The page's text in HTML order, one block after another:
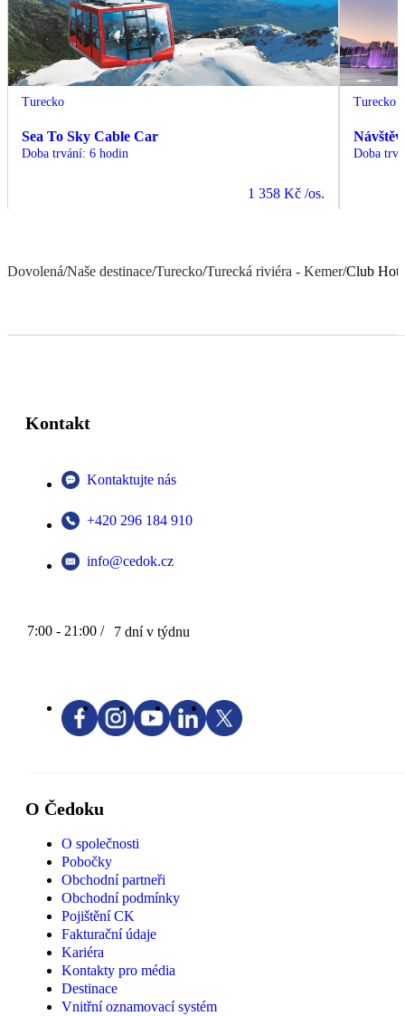
Turecko
Sea To Sky Cable Car
Doba trvání: 6 hodin
1 358 Kč /os.
Turecko
Doba
Dovolená/Naše destinace/Turecko/Turecká riviéra - Kemer/Club
Kontakt
Kontaktujte nás
+420 296 184 910
info@cedok.cz
7:00 - 21:00 / 7 dní v týdnu
O Čedoku
O společnosti
Pobočky
Obchodní partneři
Obchodní podmínky
Pojištění CK
Fakturační údaje
Kariéra
Kontakty pro média
Destinace
Vnitřní oznamovací systém